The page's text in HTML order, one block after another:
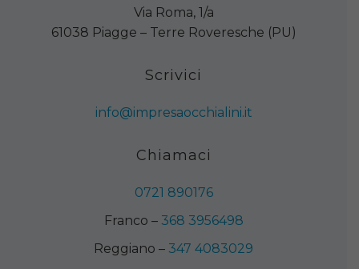
Via Roma, 1/a
61038 Piagge – Terre Roveresche (PU)
Scrivici
info@impresaocchialini.it
Chiamaci
0721 890176
Franco – 368 3956498
Reggiano – 347 4083029